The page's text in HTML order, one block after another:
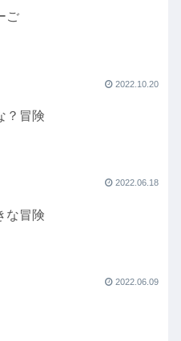
ご
2022.10.20
？冒険
2022.06.18
な冒険
2022.06.09